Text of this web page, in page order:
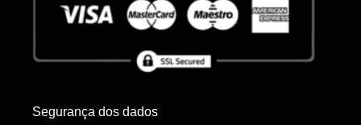
Segurança dos dados